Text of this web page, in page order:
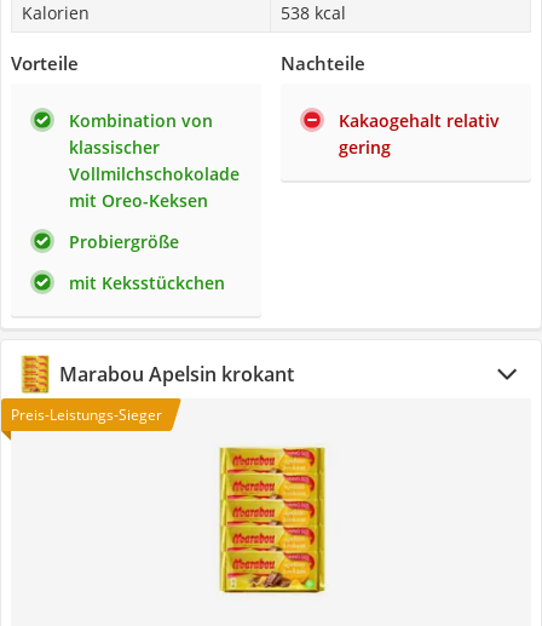
Kalorien
538 kcal
Vorteile
Kombination von
klassischer
Vollmilchschokolade
mit Oreo-Keksen
Probiergröße
mit Keksstückchen
Nachteile
Kakaogehalt relativ
gering
Marabou Apelsin krokant
Preis-Leistungs-Sieger